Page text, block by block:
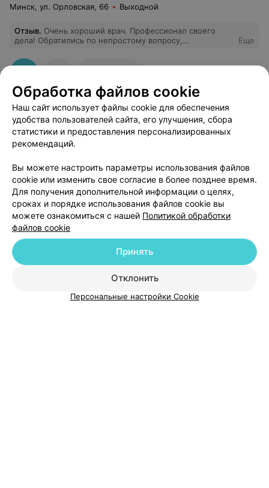
Минск, ул. Орловская, 66 Выходной
Отзыв. Очень хороший врач. Профессионал своего
дела! Обратились по непростому вопросу,
по существу проблемы, направила на нужные
нашему вопросу. Но должной консультации так и не
получили.
Еще
Добавить специалиста
О проекте Новости проекта
Размещение рекламы
Медицинский маркетинг
Публичный договор
Пользовательское соглашение
Способы оплаты
Обработка файлов cookie
Наш сайт использует файлы cookie для обеспечения
удобства пользователей сайта, его улучшения, сбора
статистики и предоставления персонализированных
рекомендаций.
Вы можете настроить параметры использования файлов
cookie или изменить свое согласие в более позднее время.
Для получения дополнительной информации о целях,
сроках и порядке использования файлов cookie вы
можете ознакомиться с нашей Политикой обработки
файлов cookie
Отклонить
Принять
Персональные настройки Cookie